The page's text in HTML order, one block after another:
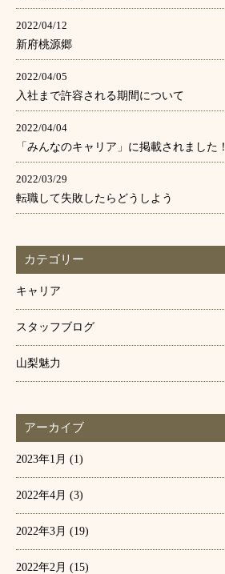
2022/04/12
新府桃源郷
2022/04/05
入社まで許容される期間について
2022/04/04
「みんなのキャリア」に掲載されました！
2022/03/29
転職して失敗したらどうしよう
カテゴリー
キャリア
スタッフブログ
山梨魅力
アーカイブ
2023年1月 (1)
2022年4月 (3)
2022年3月 (19)
2022年2月 (15)